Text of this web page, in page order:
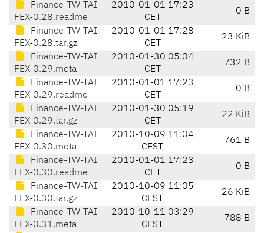
Finance-TW-TAI
FEX-0.28.readme
2010-01-01 17:23
CET
0 B
Finance-TW-TAI
FEX-0.28.tar.gz
2010-01-01 17:28
CET
23 KiB
Finance-TW-TAI
FEX-0.29.meta
2010-01-30 05:04
CET
732 B
Finance-TW-TAI
FEX-0.29.readme
2010-01-01 17:23
CET
0 B
Finance-TW-TAI
FEX-0.29.tar.gz
2010-01-30 05:19
CET
22 KiB
Finance-TW-TAI
FEX-0.30.meta
2010-10-09 11:04
CEST
761 B
Finance-TW-TAI
FEX-0.30.readme
2010-01-01 17:23
CET
0 B
Finance-TW-TAI
FEX-0.30.tar.gz
2010-10-09 11:05
CEST
26 KiB
Finance-TW-TAI
FEX-0.31.meta
2010-10-11 03:29
CEST
788 B